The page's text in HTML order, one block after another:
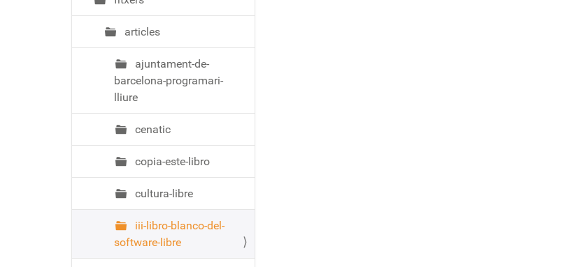
articles
ajuntament-de-
barcelona-programari-
lliure
cenatic
copia-este-libro
cultura-libre
iii-libro-blanco-del-
software-libre